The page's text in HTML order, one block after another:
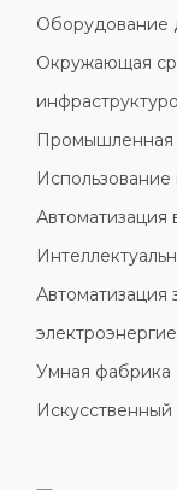
Оборудование
Окружающая
Промышленная
Автоматизация
Автоматизация
Умная фабрика